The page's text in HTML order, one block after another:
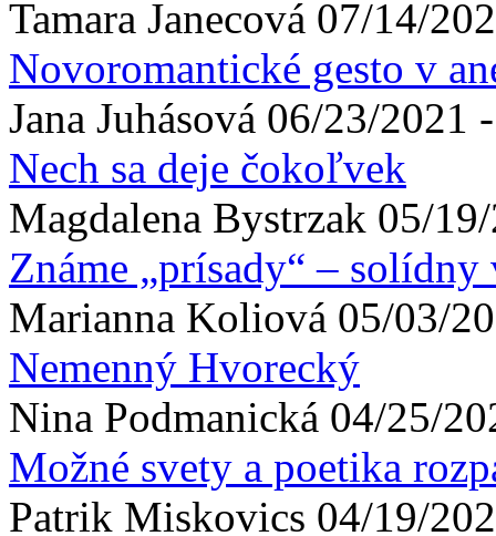
Tamara Janecová 07/14/
Novoromantické gesto v
Jana Juhásová 06/23/2021
Nech sa deje čokoľvek
Magdalena Bystrzak 05/
Známe „prísady“ –
Marianna Koliová 05/03/
Nemenný Hvorecký
Nina Podmanická 04/25/
Možné svety a poetika
Patrik Miskovics 04/19/